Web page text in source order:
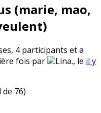
(marie, mao,
4 participants et a
fois par
Lina., le il y
76)